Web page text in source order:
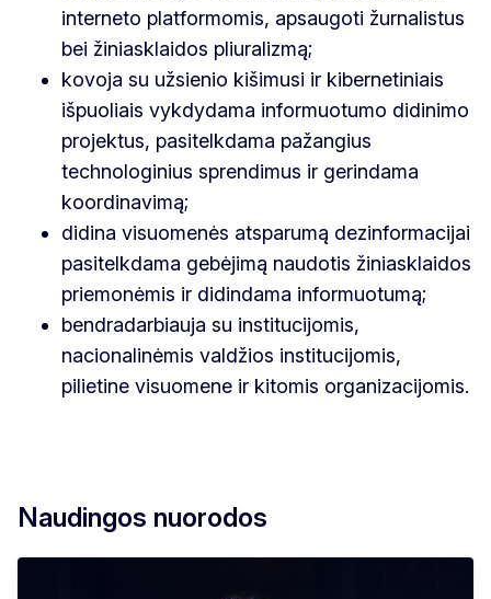
interneto platformomis, apsaugoti žurnalistus
bei žiniasklaidos pliuralizmą;
kovoja su užsienio kišimusi ir kibernetiniais
išpuoliais vykdydama informuotumo didinimo
projektus, pasitelkdama pažangius
technologinius sprendimus ir gerindama
koordinavimą;
didina visuomenės atsparumą dezinformacijai
pasitelkdama gebėjimą naudotis žiniasklaidos
priemonėmis ir didindama informuotumą;
bendradarbiauja su institucijomis,
nacionalinėmis valdžios institucijomis,
pilietine visuomene ir kitomis organizacijomis.
Naudingos nuorodos